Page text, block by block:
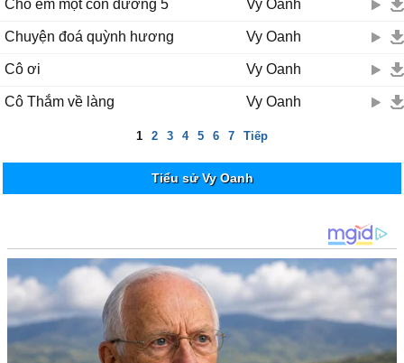
Cho em một con đường 5 Vy Oanh
Chuyện đoá quỳnh hương Vy Oanh
Cô ơi Vy Oanh
Cô Thắm về làng Vy Oanh
1 2 3 4 5 6 7 Tiếp
Tiểu sử Vy Oanh